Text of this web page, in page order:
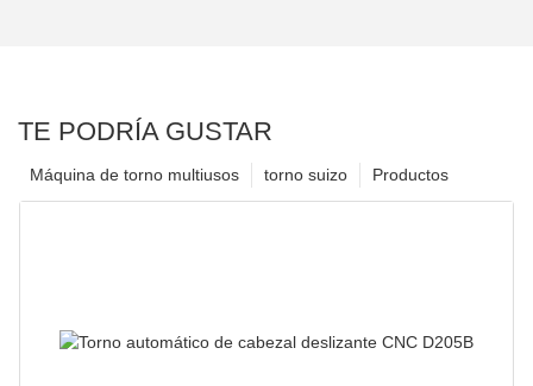
TE PODRÍA GUSTAR
Productos
torno suizo
Máquina de torno multiusos